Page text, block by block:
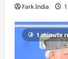
Fark India
1 minute